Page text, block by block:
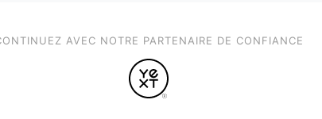
AVEC NOTRE PARTENAIRE DE CONFIANCE